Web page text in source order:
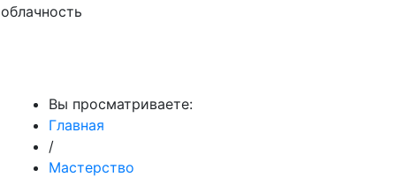
облачность
Вы просматриваете:
Главная
/
Мастерство